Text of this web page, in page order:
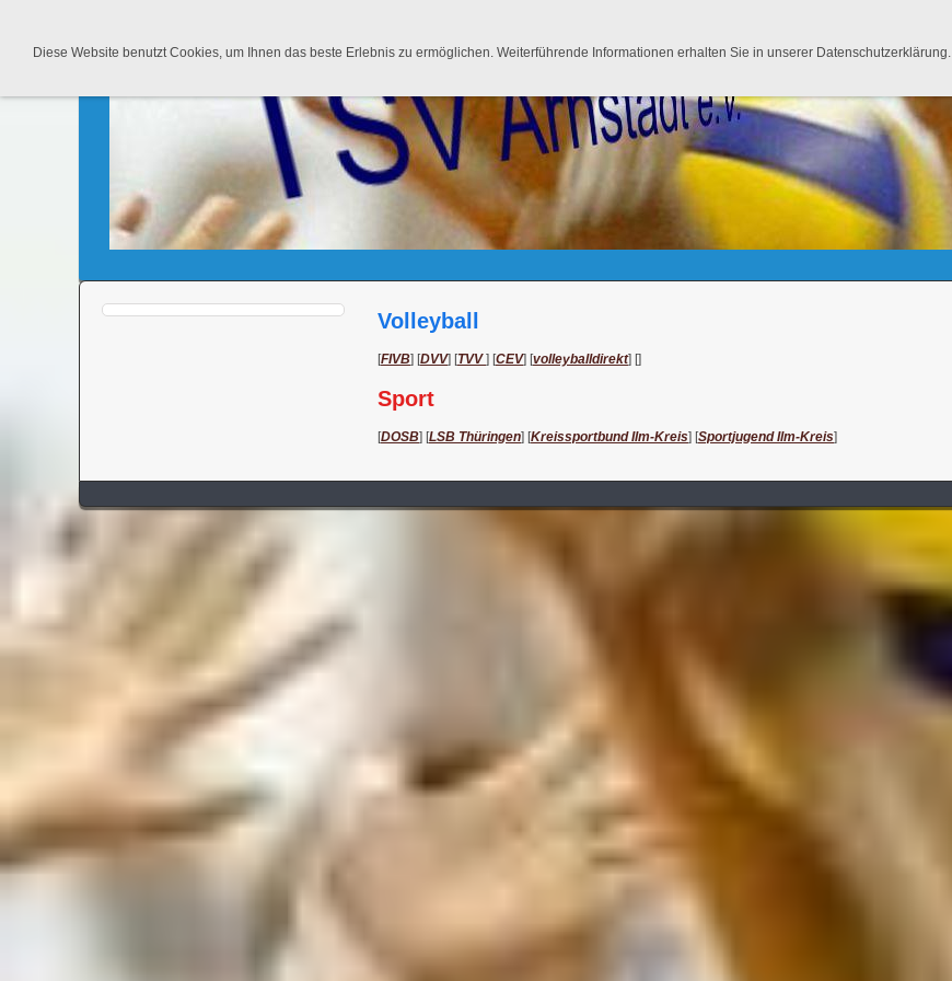
Startseite Abteilung Volleyball News Mitglied werden Links
Volleyball
[FIVB] [DVV] [TVV] [CEV] [volleyballdirekt] []
Sport
[DOSB] [LSB Thüringen] [Kreissportbund Ilm-Kreis] [Sportjugend Ilm-Kreis]
Diese Website benutzt Cookies, um Ihnen das beste Erlebnis zu ermöglichen. Weiterführende Informationen erhalten Sie in unserer Datenschutzerklärung.